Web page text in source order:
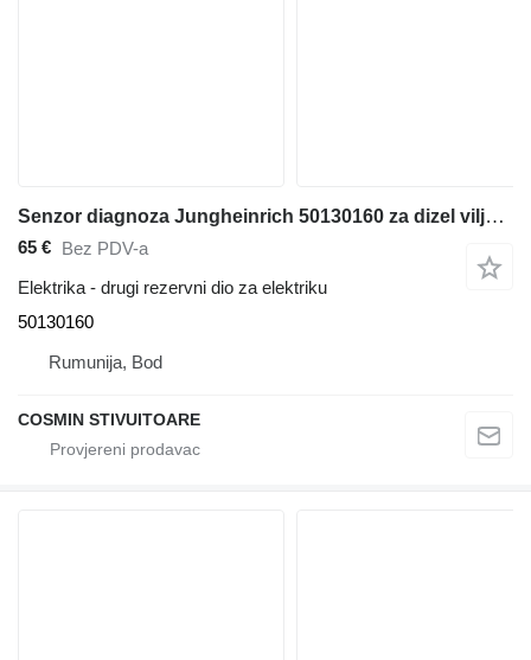
Senzor diagnoza Jungheinrich 50130160 za dizel viljuškari
65 € Bez PDV-a
Elektrika - drugi rezervni dio za elektriku
50130160
Rumunija, Bod
COSMIN STIVUITOARE